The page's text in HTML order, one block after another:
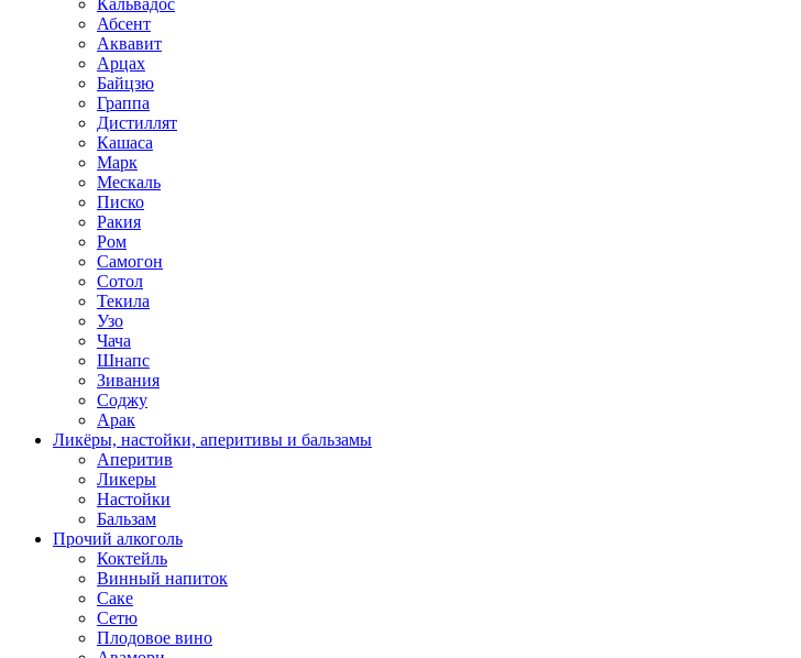
Кальвадос
Абсент
Аквавит
Арцах
Байцзю
Граппа
Дистиллят
Кашаса
Марк
Мескаль
Писко
Ракия
Ром
Самогон
Сотол
Текила
Узо
Чача
Шнапс
Зивания
Соджу
Арак
Ликёры, настойки, аперитивы и бальзамы
Аперитив
Ликеры
Настойки
Бальзам
Прочий алкоголь
Коктейль
Винный напиток
Саке
Сетю
Плодовое вино